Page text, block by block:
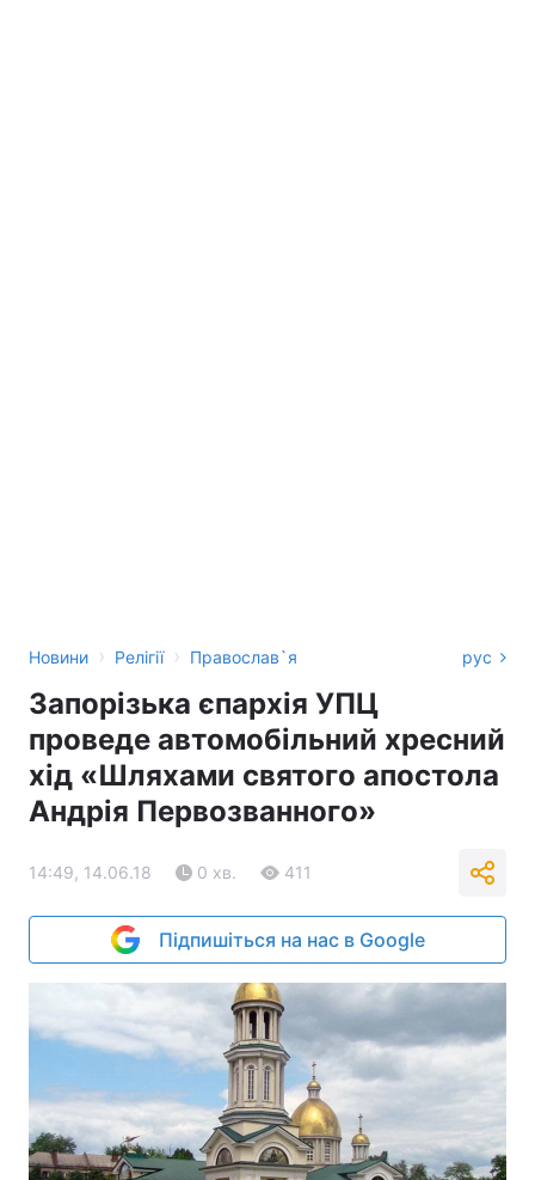
Новини › Релігії › Православ`я рус
Запорізька єпархія УПЦ
проведе автомобільний хресний
хід «Шляхами святого апостола
Андрія Первозванного»
14:49, 14.06.18 0 хв. 411
Підпишіться на нас в Google